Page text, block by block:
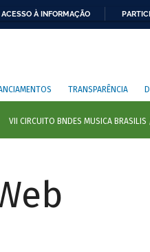
ACESSO À INFORMAÇÃO
TRANSPARÊNCIA